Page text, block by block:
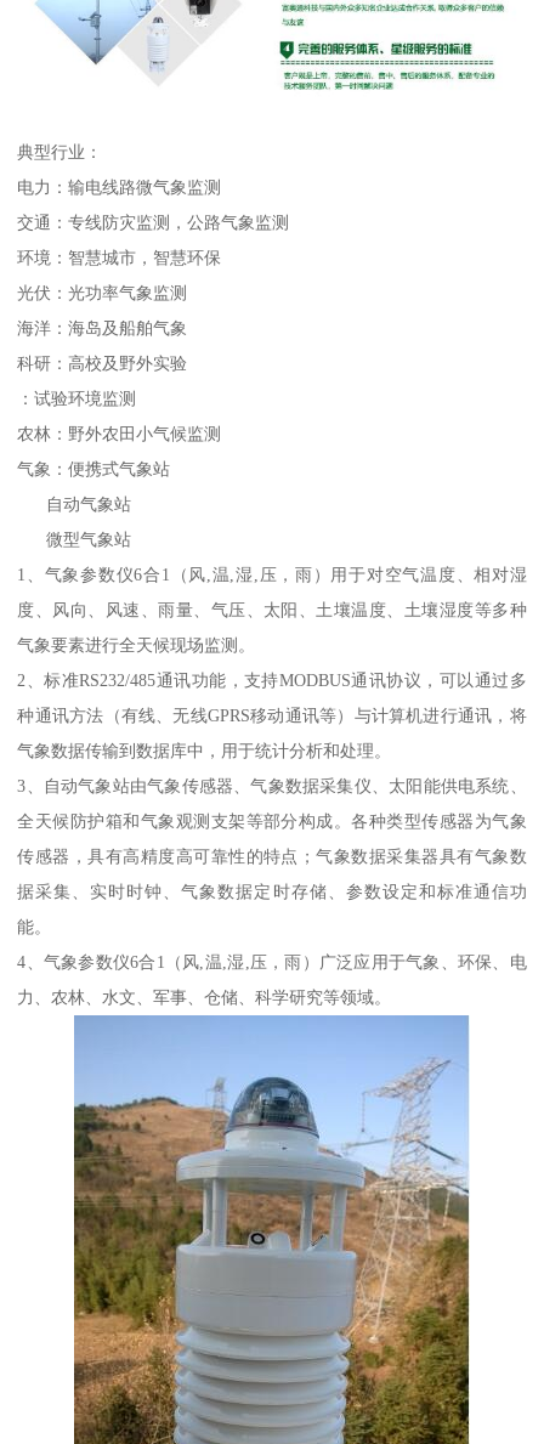
典型行业：
电力：输电线路微气象监测
交通：专线防灾监测，公路气象监测
环境：智慧城市，智慧环保
光伏：光功率气象监测
海洋：海岛及船舶气象
科研：高校及野外实验
：试验环境监测
农林：野外农田小气候监测
气象：便携式气象站
自动气象站
微型气象站
1、气象参数仪6合1（风,温,湿,压，雨）用于对空气温度、相对湿
度、风向、风速、雨量、气压、太阳、土壤温度、土壤湿度等多种
气象要素进行全天候现场监测。
2、标准RS232/485通讯功能，支持MODBUS通讯协议，可以通过多
种通讯方法（有线、无线GPRS移动通讯等）与计算机进行通讯，将
气象数据传输到数据库中，用于统计分析和处理。
3、自动气象站由气象传感器、气象数据采集仪、太阳能供电系统、
全天候防护箱和气象观测支架等部分构成。各种类型传感器为气象
传感器，具有高精度高可靠性的特点；气象数据采集器具有气象数
据采集、实时时钟、气象数据定时存储、参数设定和标准通信功
能。
4、气象参数仪6合1（风,温,湿,压，雨）广泛应用于气象、环保、电
力、农林、水文、军事、仓储、科学研究等领域。